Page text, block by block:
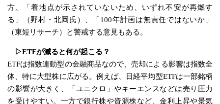
方、「着地点が示されていないため、いずれ不安が再燃す
る」（野村・北岡氏）、「100年計画は無責任ではないか」
（東短リサーチ）と警戒する意見もある。
▷ETFが減ると何が起こる？
ETFは指数連動型の金融商品なので、売却による影響は指数全
体、特に大型株に広がる。例えば、日経平均型ETFは一部銘柄
の影響が大きく、「ユニクロ」やキーエンスなどは売り圧力
を受けやすい。一方で銀行株や資源株など、金利上昇や景気